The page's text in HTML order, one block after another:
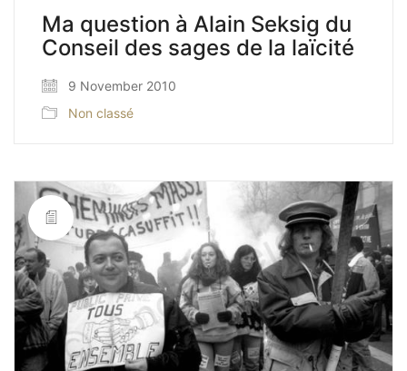
Ma question à Alain Seksig du
Conseil des sages de la laïcité
9 November 2010
Non classé